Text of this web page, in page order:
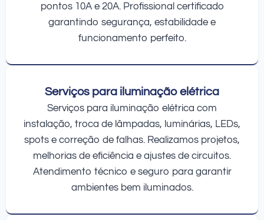
pontos 10A e 20A. Profissional certificado
garantindo segurança, estabilidade e
funcionamento perfeito.
Serviços para iluminação elétrica
Serviços para iluminação elétrica com
instalação, troca de lâmpadas, luminárias, LEDs,
spots e correção de falhas. Realizamos projetos,
melhorias de eficiência e ajustes de circuitos.
Atendimento técnico e seguro para garantir
ambientes bem iluminados.